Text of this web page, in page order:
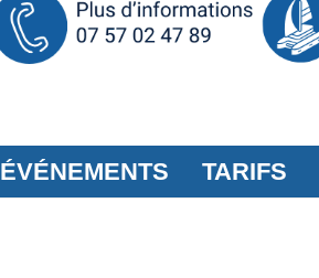
ÉVÉNEMENTS TARIFS